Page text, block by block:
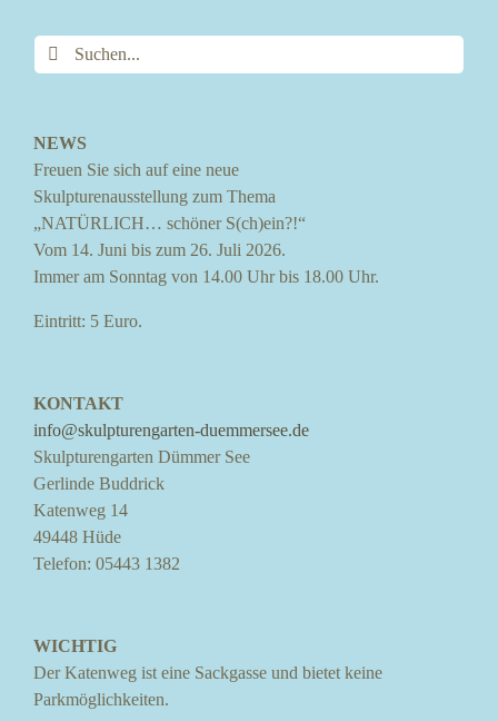
Suche
nach:
NEWS
Freuen Sie sich auf eine neue
Skulpturenausstellung zum Thema
„NATÜRLICH… schöner S(ch)ein?!“
Vom 14. Juni bis zum 26. Juli 2026.
Immer am Sonntag von 14.00 Uhr bis 18.00 Uhr.
Eintritt: 5 Euro.
KONTAKT
info@skulpturengarten-duemmersee.de
Skulpturengarten Dümmer See
Gerlinde Buddrick
Katenweg 14
49448 Hüde
Telefon: 05443 1382
WICHTIG
Der Katenweg ist eine Sackgasse und bietet keine
Parkmöglichkeiten.